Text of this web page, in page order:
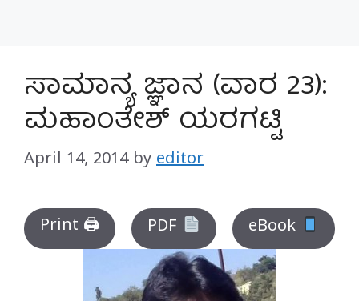
ಸಾಮಾನ್ಯ ಜ್ಞಾನ (ವಾರ 23):
ಮಹಾಂತೇಶ್ ಯರಗಟ್ಟಿ
April 14, 2014 by editor
Print 🖨 PDF eBook